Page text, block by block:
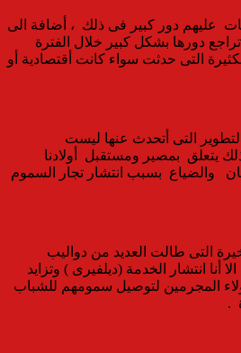
عليهم دور كبير فى ذلك ، أضافة الى
دورها بشكل كبير خلال الفترة
التى حدثت سواء كانت أقتصادية أو
التى أتحدث عنها ليست
يتعلق بمصير ومستقبل أولادنا
والضياع بسبب انتشار تجار السموم
التى طالت العديد من دواليب
أنا انتشار الخدمة (ديلفيرى ) وتزايد
هؤلاء المجرمين لتوصيل سمومهم للشباب
.